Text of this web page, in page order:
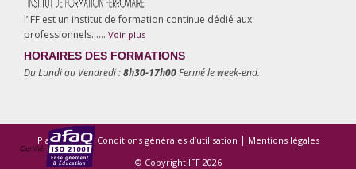
l’IFF est un institut de formation continue dédié aux
professionnels…… Voir plus
HORAIRES DES FORMATIONS
Du Lundi au Vendredi :8h30-17h00Fermé le week-end.
Plan du site | Conditions générales d’utilisation | Mentions légales
© Copyright IFF 2026